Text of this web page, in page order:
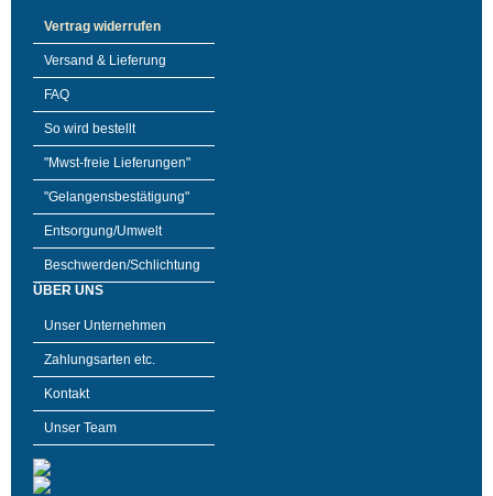
Vertrag widerrufen
Versand & Lieferung
FAQ
So wird bestellt
"Mwst-freie Lieferungen"
"Gelangensbestätigung"
Entsorgung/Umwelt
Beschwerden/Schlichtung
ÜBER UNS
Unser Unternehmen
Zahlungsarten etc.
Kontakt
Unser Team